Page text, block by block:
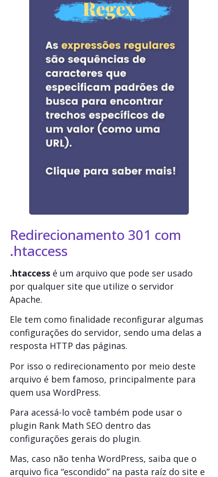
Redirecionamento 301 com
.htaccess
.htaccess é um arquivo que pode ser usado
por qualquer site que utilize o servidor
Apache.
Ele tem como finalidade reconfigurar algumas
configurações do servidor, sendo uma delas a
resposta HTTP das páginas.
Por isso o redirecionamento por meio deste
arquivo é bem famoso, principalmente para
quem usa WordPress.
Para acessá-lo você também pode usar o
plugin Rank Math SEO dentro das
configurações gerais do plugin.
Mas, caso não tenha WordPress, saiba que o
arquivo fica “escondido” na pasta raíz do site e